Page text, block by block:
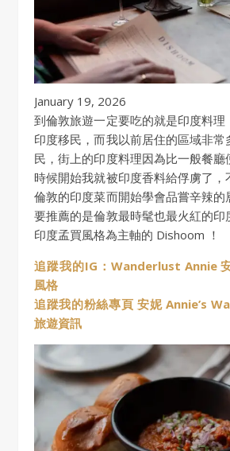
January 19, 2026
到倫敦旅遊一定要吃的就是印度料理！英國有非常多的
印度移民，而我以前居住的區域非常
民，街上的印度料理因為比一般餐廳
時候開始我就被印度香料給俘虜了，
倫敦的印度菜而開始學會品嘗辛辣的
要推薦的是倫敦最時髦也最火紅的印
印度孟買風格為主軸的 Dishoom ！
追蹤我的IG：Wanderlust Annie
風格
追蹤我的粉絲專頁 安妮 Annie’s
旅遊資訊